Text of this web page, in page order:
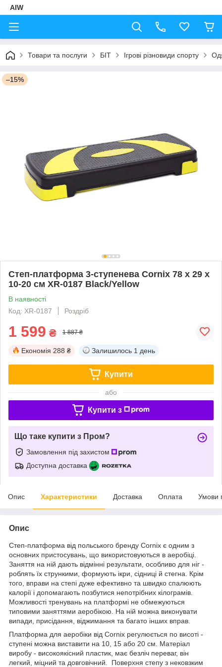
AIW
Товари та послуги БІТ Ігрові різновиди спорту
–15%
Степ-платформа 3-ступенева Cornix 78 х 29 х
10-20 см XR-0187 Black/Yellow
В наявності
Код: XR-0187
Роздріб
1 599 ₴ 1 887 ₴
Економія 288 ₴ Залишилось 1 день
Купити
або
Купити з
Що таке купити з Пром?
Замовлення під захистом
Доступна доставка
Опис Характеристики Доставка Оплата Умови
Опис
Степ-платформа від польського бренду Cornix є одним з
основних пристосувань, що використовуються в аеробіці.
Заняття на ній дають відмінні результати, особливо для ніг -
роблять їх стрункими, формують ікри, сідниці й стегна. Крім
того, вправи на степі дуже ефективно та швидко спалюють
калорії і допомагають позбутися непотрібних кілограмів.
Можливості тренувань на платформі не обмежуються
типовими заняттями аеробікою. На ній можна виконувати
випади, присідання, віджимання та багато інших вправ.
Платформа для аеробіки від Cornix регулюється по висоті -
ступені можна виставити на 10, 15 або 20 см. Матеріал
виробу - високоякісний пластик, має безліч переваг, він
легкий, міцний та довговічний. Поверхня степу з нековзким